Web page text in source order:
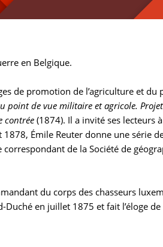
en Belgique.
de promotion de l’agriculture et du
point de vue militaire et agricole.
contrée (1874). Il a invité ses lecteurs
Émile Reuter donne une série
de la Société de
du corps des chasseurs
en juillet 1875 et fait l’éloge